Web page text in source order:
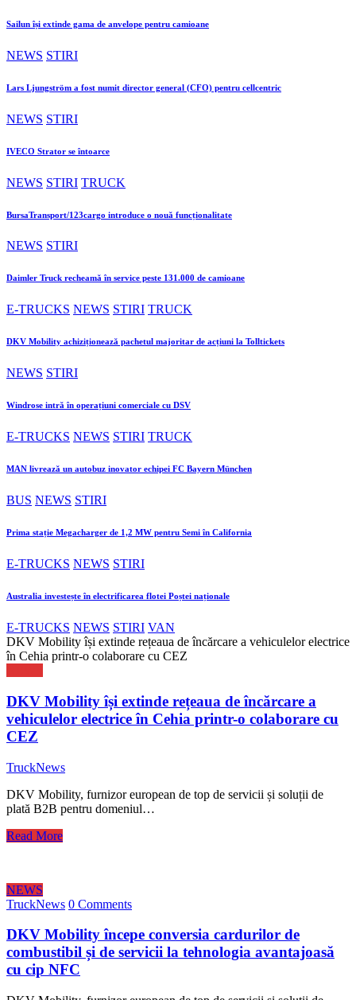
Sailun își extinde gama de anvelope pentru camioane
NEWS STIRI
Lars Ljungström a fost numit director general (CFO) pentru cellcentric
NEWS STIRI
IVECO Strator se întoarce
NEWS STIRI TRUCK
BursaTransport/123cargo introduce o nouă funcționalitate
NEWS STIRI
Daimler Truck recheamă în service peste 131.000 de camioane
E-TRUCKS NEWS STIRI TRUCK
DKV Mobility achiziționează pachetul majoritar de acțiuni la Tolltickets
NEWS STIRI
Windrose intră în operațiuni comerciale cu DSV
E-TRUCKS NEWS STIRI TRUCK
MAN livrează un autobuz inovator echipei FC Bayern München
BUS NEWS STIRI
Prima stație Megacharger de 1,2 MW pentru Semi în California
E-TRUCKS NEWS STIRI
Australia investește în electrificarea flotei Poștei naționale
E-TRUCKS NEWS STIRI VAN
DKV Mobility își extinde rețeaua de încărcare a vehiculelor electrice
în Cehia printr-o colaborare cu CEZ
DKV Mobility își extinde rețeaua de încărcare a
vehiculelor electrice în Cehia printr-o colaborare cu
CEZ
TruckNews
DKV Mobility, furnizor european de top de servicii și soluții de
plată B2B pentru domeniul…
Read More
NEWS
TruckNews 0 Comments
DKV Mobility începe conversia cardurilor de
combustibil și de servicii la tehnologia avantajoasă
cu cip NFC